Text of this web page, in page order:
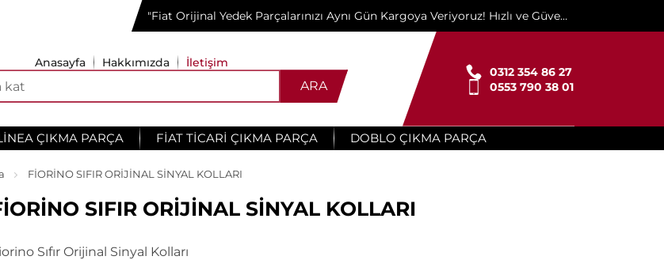
"Fiat Orijinal Yedek Parçalarınızı Aynı Gün Kargoya Veriyoruz! Hızlı ve Güvenli
Teslimat İçin Buradayız!"
Anasayfa Hakkımızda İletişim
ARA
0312 354 86 27
0553 790 38 01
ÇIKMA PARÇA FIAT TICARI ÇIKMA PARÇA DOBLO ÇIKMA PARÇA
FİORİNO SIFIR ORİJİNAL SİNYAL KOLLARI
SIFIR ORİJİNAL SİNYAL KOLLARI
Sıfır Orijinal Sinyal Kolları